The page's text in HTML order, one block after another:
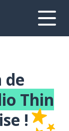
de
Thin
!